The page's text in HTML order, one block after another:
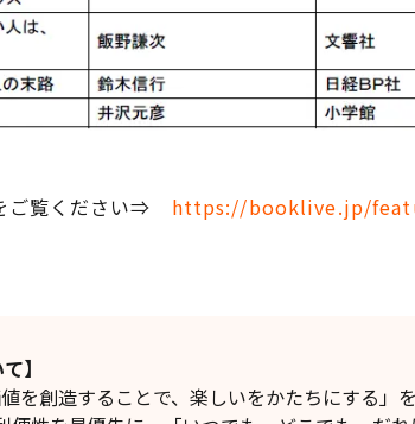
ご覧ください⇒ https://booklive.jp/
】
を創造することで、楽しいをかたちにする」